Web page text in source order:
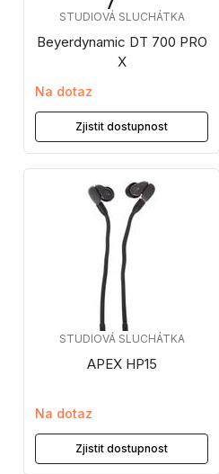
Beyerdynamic DT 700 PRO
X
STUDIOVÁ SLUCHÁTKA
Na dotaz
Zjistit dostupnost
APEX HP15
STUDIOVÁ SLUCHÁTKA
Na dotaz
Zjistit dostupnost